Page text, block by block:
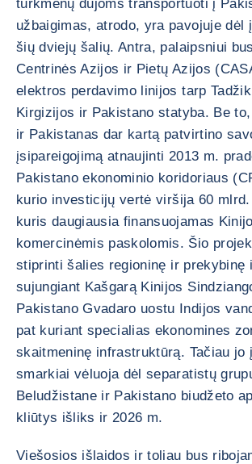
turkmėnų dujoms transportuoti į
užbaigimas, atrodo, yra pavojuje dėl
šių dviejų šalių. Antra, palaipsniui
Centrinės Azijos ir Pietų Azijos
elektros perdavimo linijos tarp
Kirgizijos ir Pakistano statyba. Be
ir Pakistanas dar kartą patvirtino
įsipareigojimą atnaujinti 2013 m.
Pakistano ekonominio koridoriaus
kurio investicijų vertė viršija 60
kuris daugiausia finansuojamas
komercinėmis paskolomis. Šio
stiprinti šalies regioninę ir prekybinę
sujungiant Kašgarą Kinijos
Pakistano Gvadaro uostu Indijos
pat kuriant specialias ekonomines
skaitmeninę infrastruktūrą. Tačiau jo
smarkiai vėluoja dėl separatistų
Beludžistane ir Pakistano biudžeto
kliūtys išliks ir 2026 m.
Viešosios išlaidos ir toliau bus